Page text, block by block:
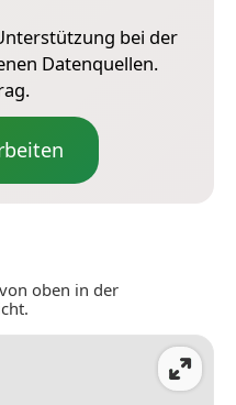
bei der
Datenquellen.
oben in der